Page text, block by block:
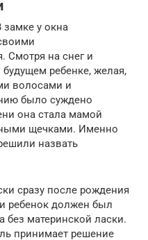
у окна
Смотря на снег и
ребенке, желая,
волосами и
было суждено
она стала мамой
щечками. Именно
назвать
сразу после рождения
ребенок должен был
без материнской ласки.
принимает решение